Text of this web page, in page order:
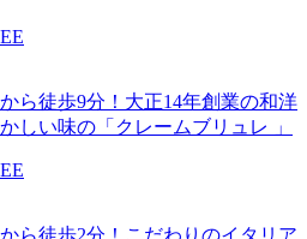
ら徒歩9分！大正14年創業の和洋
しい味の「クレームブリュレ 」
ら徒歩2分！こだわりのイタリア